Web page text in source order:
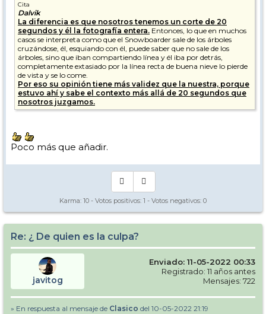
Cita
Dalvik
La diferencia es que nosotros tenemos un corte de 20
segundos y él la fotografía entera. Entonces, lo que en muchos
casos se interpreta como que el Snowboarder sale de los árboles
cruzándose, él, esquiando con él, puede saber que no sale de los
árboles, sino que iban compartiendo línea y él iba por detrás,
completamente extasiado por la línea recta de buena nieve lo pierde
de vista y se lo come.
Por eso su opinión tiene más validez que la nuestra, porque
estuvo ahí y sabe el contexto más allá de 20 segundos que
nosotros juzgamos.
Poco más que añadir.
Karma: 10 - Votos positivos: 1 - Votos negativos: 0
Re: ¿ De quien es la culpa?
javitog
Enviado: 11-05-2022 00:33
Registrado: 11 años antes
Mensajes: 722
» En respuesta al mensaje de Clasico del 10-05-2022 21:19